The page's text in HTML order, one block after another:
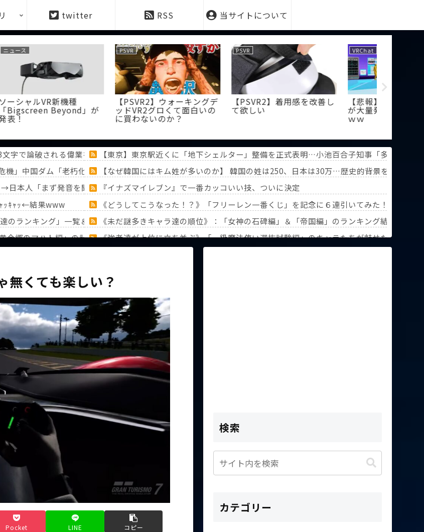
twitter RSS 当サイトについて
が
【PSVR2】ウォーキングデ
ッドVR2グロくて面白いの
に買わないのか？
PSVR
【PSVR2】着用感を改善し
て欲しい
VRChat
【悲報】VRChatになんG民
が大量発生してしまうｗｗ
文字で論破される偉業を達成してしまい……【東京】東京駅近くに「地下シェルター」整備を正式表明…小池百合子知事「多くの方
」中国ダム「老朽化（耐久力低下」三峡ダム「基礎部分破損」台風13号「非常に強い勢力で三峡直撃予測」→
【なぜ韓国にはキム姓が多いのか】 韓国の姓は250、日本は30万…歴史的背景を米学者
→日本人「まず発音を聞かせろ」『イナズマイレブン』で一番カッコいい技、ついに決定
ｬｯｷｬｯ←結果www
《どうしてこうなった！？》「フリーレン一番くじ」を記念に６連引いてみた！気づけ
のランキング」一覧＆「ミミック」大特集！！【『葬送のフリーレン』第3回人気投票】
《未だ謎多きキャラ達の順位》：「女神の石碑編」＆「帝国編」のランキング結果を分
郷のマハト編」の計31キャラのランキングを徹底解説！【『葬送のフリーレン』第3回人気投票】
《強者達が上位に立ち並ぶ》「一級魔法使い選抜試験編」のキャラたちが魅せた驚異の
無くても楽しい？
Pocket LINE コピー
検索
カテゴリー